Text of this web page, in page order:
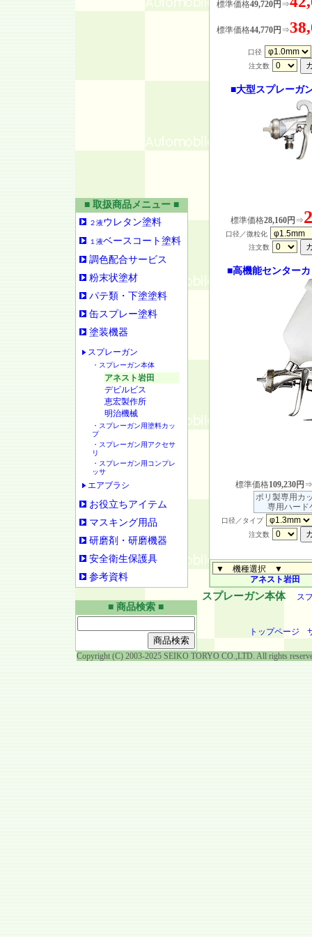
標準価格49,720円 ⇒
標準価格44,770円 ⇒
口径
注文数
■大型スプレーガ
標準価格28,160円 ⇒
口径／微粒化
注文数
■高機能センター
標準価格109,230円 ⇒
ポリ製専用カ
専用ハード
口径／タイプ
注文数
アネスト岩田
スプレーガン本体 ス
トップページ
■ 取扱商品メニュー ■
２液ウレタン塗料
１液ベースコート塗料
調色配合サービス
粉末状塗材
パテ類・下塗塗料
缶スプレー塗料
塗装機器
スプレーガン
・スプレーガン本体
アネスト岩田
デビルビス
恵宏製作所
明治機械
・スプレーガン用塗料カッ
プ
・スプレーガン用アクセサ
リ
・スプレーガン用コンプレ
ッサ
エアブラシ
お役立ちアイテム
マスキング用品
研磨剤・研磨機器
安全衛生保護具
参考資料
■ 商品検索 ■
Copyright (C) 2003-2025 SEIKO TORYO CO.,LTD. All rights